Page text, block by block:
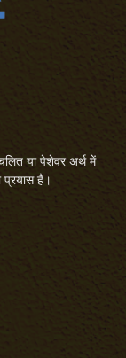
या पेशेवर अर्थ में
प्रयास है।